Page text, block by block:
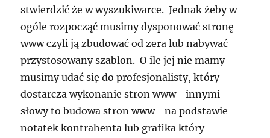
stwierdzić że w wyszukiwarce. Jednak żeby w
ogóle rozpocząć musimy dysponować stronę
www czyli ją zbudować od zera lub nabywać
przystosowany szablon. O ile jej nie mamy
musimy udać się do profesjonalisty, który
dostarcza wykonanie stron www innymi
słowy to budowa stron www na podstawie
notatek kontrahenta lub grafika który